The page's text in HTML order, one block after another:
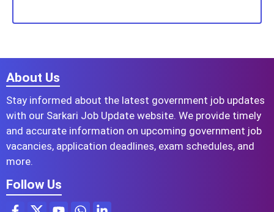
About Us
Stay informed about the latest government job updates
with our Sarkari Job Update website. We provide timely
and accurate information on upcoming government job
vacancies, application deadlines, exam schedules, and
more.
Follow Us